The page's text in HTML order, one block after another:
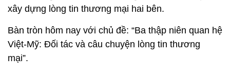
xây dựng lòng tin thương mại hai bên.
Bàn tròn hôm nay với chủ đề: “Ba thập niên quan hệ
Việt-Mỹ: Đối tác và câu chuyện lòng tin thương
mại”.